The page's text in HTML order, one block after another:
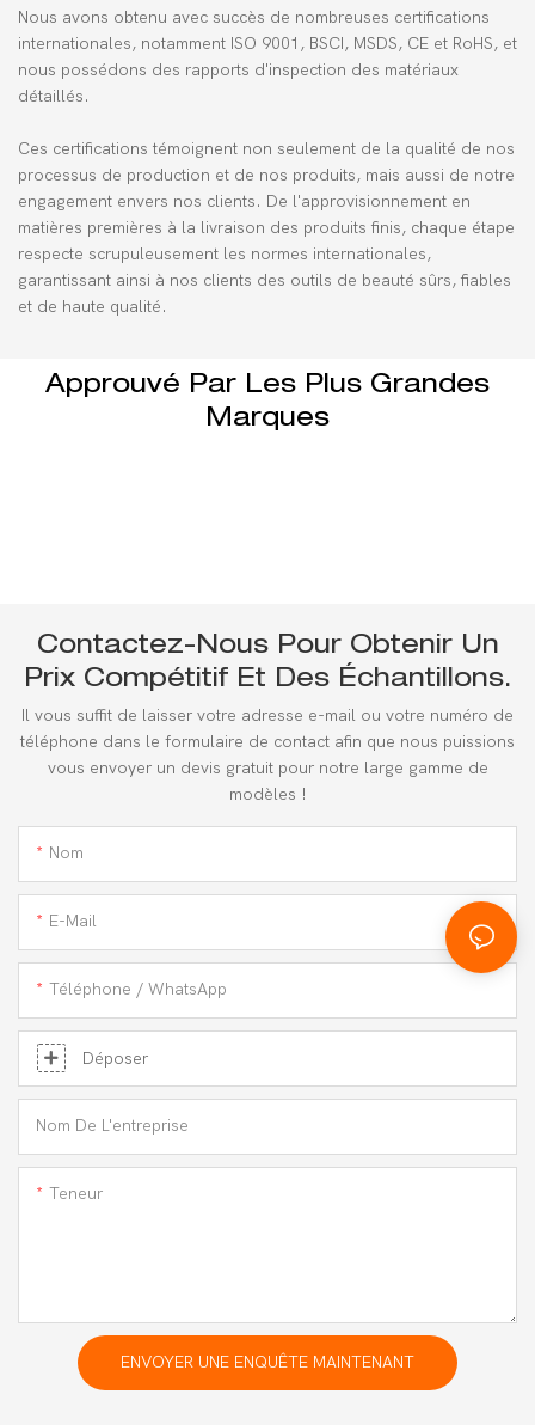
Nous avons obtenu avec succès de nombreuses certifications
internationales, notamment ISO 9001, BSCI, MSDS, CE et RoHS, et
nous possédons des rapports d'inspection des matériaux
détaillés.
Ces certifications témoignent non seulement de la qualité de nos
processus de production et de nos produits, mais aussi de notre
engagement envers nos clients. De l'approvisionnement en
matières premières à la livraison des produits finis, chaque étape
respecte scrupuleusement les normes internationales,
garantissant ainsi à nos clients des outils de beauté sûrs, fiables
et de haute qualité.
Approuvé Par Les Plus Grandes
Marques
Contactez-Nous Pour Obtenir Un
Prix Compétitif Et Des Échantillons.
Il vous suffit de laisser votre adresse e-mail ou votre numéro de
téléphone dans le formulaire de contact afin que nous puissions
vous envoyer un devis gratuit pour notre large gamme de
modèles !
Nom
E-Mail
Téléphone / WhatsApp
Déposer
Nom De L'entreprise
Teneur
ENVOYER UNE ENQUÊTE MAINTENANT